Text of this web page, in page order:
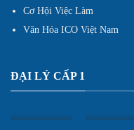
Cơ Hội Việc Làm
Văn Hóa ICO Việt Nam
ĐẠI LÝ CẤP 1